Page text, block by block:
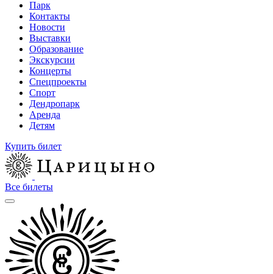
Парк
Контакты
Новости
Выставки
Образование
Экскурсии
Концерты
Спецпроекты
Спорт
Дендропарк
Аренда
Детям
Купить билет
Все билеты